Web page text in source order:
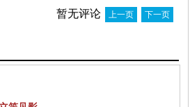
暂无评论 上一页 下一页